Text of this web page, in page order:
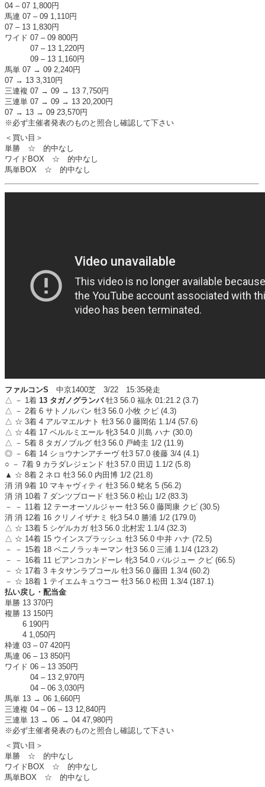
04 – 07 1,800円
馬連 07 – 09 1,110円
07 – 13 1,830円
ワイド 07 – 09 800円
07 – 13 1,220円
09 – 13 1,160円
馬単 07 → 09 2,240円
07 → 13 3,310円
三連複 07 → 09 → 13 7,750円
三連単 07 → 09 → 13 20,200円
07 → 13 → 09 23,570円
※必ず主催者発表のものと照合し確認して下さい
＜買い目＞
単勝 ☆ 的中なし
ワイドBOX ☆ 的中なし
馬単BOX ☆ 的中なし
ファルコンS 中京1400芝 3/22 15:35発走
△ － 1着 13 タガノグランパ牡3 56.0 福永 01:21.2 (3.7)
△ － 2着 6 サトノルパン 牡3 56.0 小牧 クビ (4.3)
△ ☆ 3着 4 アルマエルナト 牡3 56.0 藤岡佑 1.1/4 (57.6)
△ ☆ 4着 17 ベルルミエール 牝3 54.0 川島 ハナ (30.0)
△ － 5着 8 タガノブルグ 牡3 56.0 戸崎圭 1/2 (11.9)
◎ － 6着 14 ショウナンアチーヴ 牡3 57.0 後藤 3/4 (4.1)
○ － 7着 9 カラダレジェンド 牡3 57.0 田辺 1.1/2 (5.8)
▲ ☆ 8着 2 ネロ 牡3 56.0 内田博 1/2 (21.8)
消 消 9着 10 マキャヴィティ 牡3 56.0 蛯名 5 (56.2)
消 消 10着 7 ダンツブロード 牡3 56.0 松山 1/2 (83.3)
－ － 11着 12 テーオーソルジャー 牡3 56.0 藤岡康 クビ (30.5)
消 消 12着 16 クリノイザナミ 牝3 54.0 勝浦 1/2 (179.0)
△ ☆ 13着 5 シゲルカガ 牡3 56.0 北村宏 1.1/4 (32.3)
△ ☆ 14着 15 ウインスプラッシュ 牡3 56.0 中井 ハナ (72.5)
－ － 15着 18 ベニノラッキーマン 牡3 56.0 三浦 1.1/4 (123.2)
－ － 16着 11 ビアンコカンドーレ 牝3 54.0 バルジュー クビ (66.5)
－ ☆ 17着 3 キタサンラブコール 牡3 56.0 藤田 1.3/4 (60.2)
－ ☆ 18着 1 テイエムキュウコー 牡3 56.0 松田 1.3/4 (187.1)
払い戻し・配当金
単勝 13 370円
複勝 13 150円
6 190円
4 1,050円
枠連 03 – 07 420円
馬連 06 – 13 850円
ワイド 06 – 13 350円
04 – 13 2,970円
04 – 06 3,030円
馬単 13 → 06 1,660円
三連複 04 – 06 – 13 12,840円
三連単 13 → 06 → 04 47,980円
※必ず主催者発表のものと照合し確認して下さい
＜買い目＞
単勝 ☆ 的中なし
ワイドBOX ☆ 的中なし
馬単BOX ☆ 的中なし